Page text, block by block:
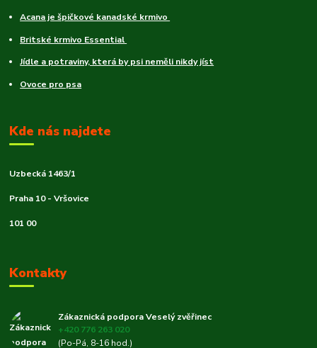
Acana je špičkové kanadské krmivo
Britské krmivo Essential
Jídle a potraviny, která by psi neměli nikdy jíst
Ovoce pro psa
Kde nás najdete
Uzbecká 1463/1
Praha 10 - Vršovice
101 00
Kontakty
Zákaznická podpora Veselý zvěřinec
+420 776 263 020
(Po-Pá, 8-16 hod.)